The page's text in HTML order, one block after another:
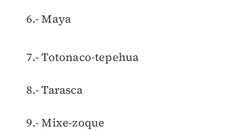
6.- Maya
7.- Totonaco-tepehua
8.- Tarasca
9.- Mixe-zoque